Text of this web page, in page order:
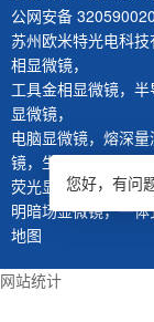
公网安备
苏州欧米特光电科
相显微镜，
工具金相显微镜， 半
显微镜，
电脑显微镜， 熔深
镜， 生物显微镜，
荧光显微镜， 红外
明暗场显微镜，一体
地图
网站统计
您好，有问